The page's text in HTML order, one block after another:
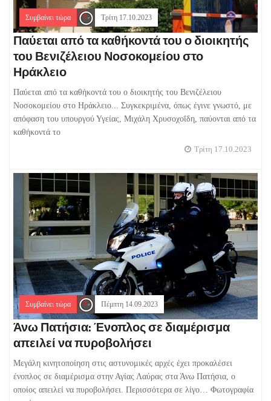
Συμβαίνει τώρα Τρίτη 17.10.2023
Παύεται από τα καθήκοντά του ο διοικητής
του Βενιζέλειου Νοσοκομείου στο
Ηράκλειο
Παύεται από τα καθήκοντά του ο διοικητής του Βενιζέλειου
Νοσοκομείου στο Ηράκλειο... Συγκεκριμένα, όπως έγινε γνωστό, με
απόφαση του υπουργού Υγείας, Μιχάλη Χρυσοχοΐδη, παύονται από τα
καθήκοντά το
Τρίτη 17.10.2023
Συμβαίνει τώρα Πέμπτη 14.09.2023
Άνω Πατήσια: Ένοπλος σε διαμέρισμα
απειλεί να πυροβολήσει
Μεγάλη κινητοποίηση στις αστυνομικές αρχές έχει προκαλέσει
ένοπλος σε διαμέρισμα στην Αγίας Λαύρας στα Άνω Πατήσια, ο
οποίος απειλεί να πυροβολήσει. Περισσότερα σε λίγο… Φωτογραφία